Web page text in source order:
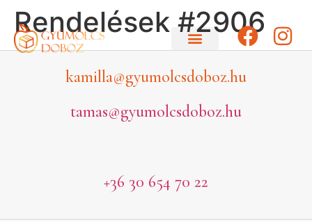
Rendelések #2906
kamilla@gyumolcsdoboz.hu
tamas@gyumolcsdoboz.hu
+36 30 654 70 22